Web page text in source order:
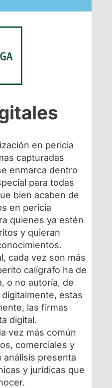
en pericia
capturadas
enmarca dentro
para todas
bien acaben de
en pericia
quienes ya estén
y quieran
cada vez son más
calígrafo ha de
o no autoría, de
estas
las firmas
digital.
vez más común
comerciales y
análisis presenta
y jurídicas que